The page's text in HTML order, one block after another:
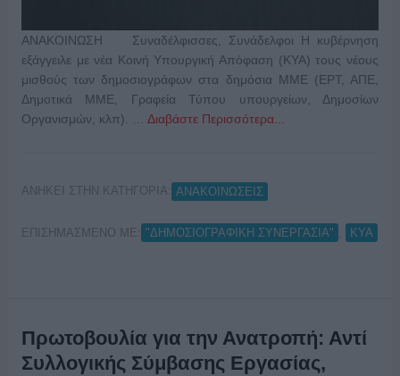
ΑΝΑΚΟΙΝΩΣΗ Συναδέλφισσες, Συνάδελφοι Η κυβέρνηση
εξάγγειλε με νέα Κοινή Υπουργική Απόφαση (ΚΥΑ) τους νέους
μισθούς των δημοσιογράφων στα δημόσια ΜΜΕ (ΕΡΤ, ΑΠΕ,
Δημοτικά ΜΜΕ, Γραφεία Τύπου υπουργείων, Δημοσίων
Οργανισμών, κλπ). … Διαβάστε Περισσότερα...
ΑΝΗΚΕΙ ΣΤΗΝ ΚΑΤΗΓΟΡΙΑ: ΑΝΑΚΟΙΝΩΣΕΙΣ
ΕΠΙΣΗΜΑΣΜΕΝΟ ΜΕ: "ΔΗΜΟΣΙΟΓΡΑΦΙΚΗ ΣΥΝΕΡΓΑΣΙΑ" ΚΥΑ
Πρωτοβουλία για την Ανατροπή: Αντί
Συλλογικής Σύμβασης Εργασίας,